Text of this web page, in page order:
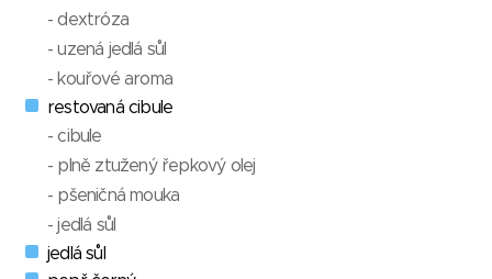
- dextróza
- uzená jedlá sůl
- kouřové aroma
restovaná cibule
- cibule
- plně ztužený řepkový olej
- pšeničná mouka
- jedlá sůl
jedlá sůl